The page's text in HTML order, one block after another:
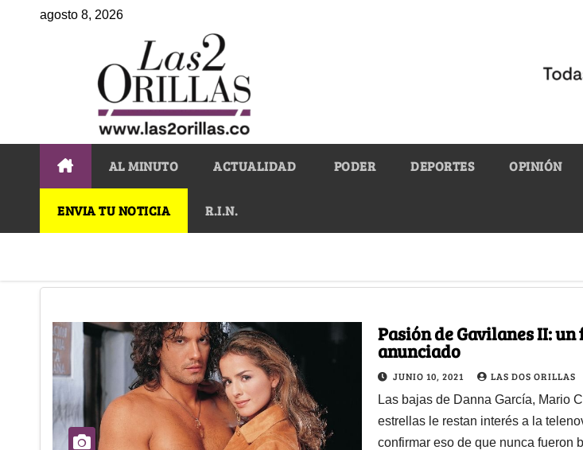
agosto 8, 2026
AL MINUTO ACTUALIDAD PODER DEPORTES OPINIÓN
ENVIA TU NOTICIA R.I.N.
Pasión de Gavilanes II: un
anunciado
JUNIO 10, 2021 LAS DOS ORILLAS
Las bajas de Danna García, Mario
estrellas le restan interés a la
confirmar eso de que nunca fueron